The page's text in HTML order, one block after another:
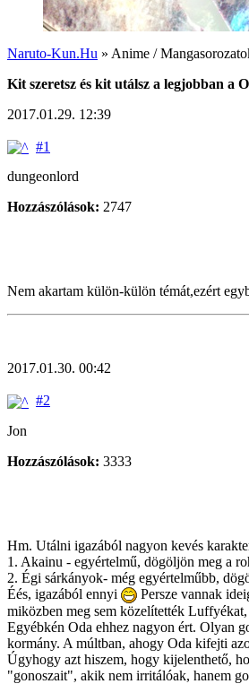
Naruto-Kun.Hu » Anime /
Kit szeretsz és kit utálsz a legjobban a
2017.01.29. 12:39
#1
dungeonlord
Hozzászólások: 2747
Nem akartam külön-külön témát,ezért
2017.01.30. 00:42
#2
Jon
Hozzászólások: 3333
Hm. Utálni igazából nagyon kevés
1. Akainu - egyértelmű, dögöljön meg a
2. Égi sárkányok- még egyértelműbb,
Éés, igazából ennyi
Persze vannak
miközben meg sem közelítették
Egyébkén Oda ehhez nagyon ért. Olyan
kormány. A múltban, ahogy Oda kifejti
Úgyhogy azt hiszem, hogy kijelenthető,
"gonoszait", akik nem irritálóak, hanem